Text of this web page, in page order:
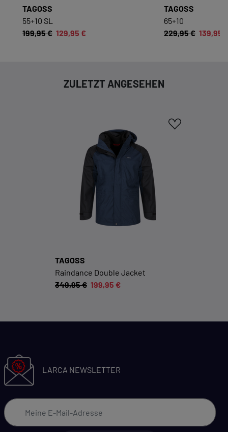
Funktion dieses Onlineshops erforderlich.
Cookie-Informationen anzeigen
Inhalte von externen Dienstleistern wie Google,
Social-Media-Plattformen etc.
Cookie-Informationen anzeigen
TAGOSS
55+10 SL
199,95 € 129,95 €
TAGOSS
65+10
229,95 € 139,95
ZULETZT ANGESEHEN
TAGOSS
Raindance Double Jacket
349,95 € 199,95 €
LARCA NEWSLETTER